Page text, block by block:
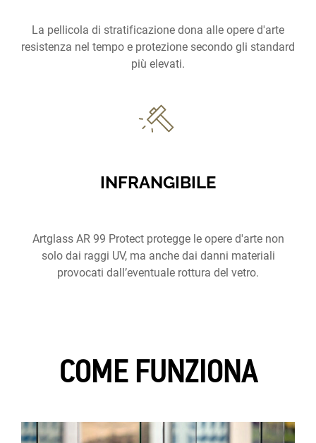
La pellicola di stratificazione dona alle opere d'arte
resistenza nel tempo e protezione secondo gli standard
più elevati.
INFRANGIBILE
Artglass AR 99 Protect protegge le opere d'arte non
solo dai raggi UV, ma anche dai danni materiali
provocati dall’eventuale rottura del vetro.
COME FUNZIONA